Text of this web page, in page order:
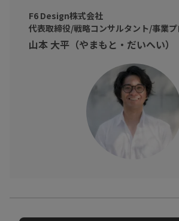
●良いアイディアで目標を達成したい
●企画を通したい
そんなビジネスパーソンに向けて！
圧倒的な成果を出してきた山本氏から、「仕
思考技術・情報収集・行動法
」を凝縮し
才能、センスで勝ち目がなくても
「企画・レポート」「データ分析・調査」「
F6 Design株式会社
代表取締役/戦略コンサルタント/事業
山本 大平（やまもと・だいへい）